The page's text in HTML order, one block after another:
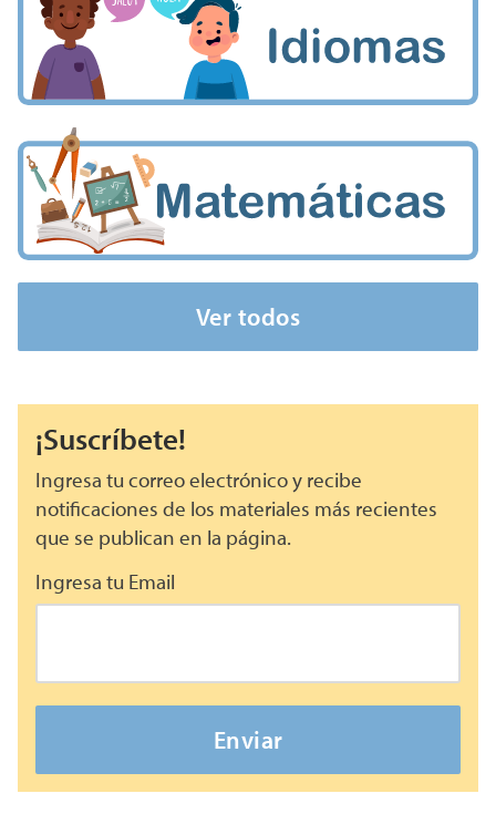
Ver todos
¡Suscríbete!
Ingresa tu correo electrónico y recibe
notificaciones de los materiales más recientes
que se publican en la página.
Ingresa tu Email
Enviar